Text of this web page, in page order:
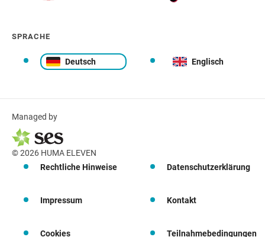
SPRACHE
Deutsch Englisch
Managed by
© 2026 HUMA ELEVEN
Rechtliche Hinweise
Datenschutzerklärung
Impressum Kontakt
Cookies Teilnahmebedingungen